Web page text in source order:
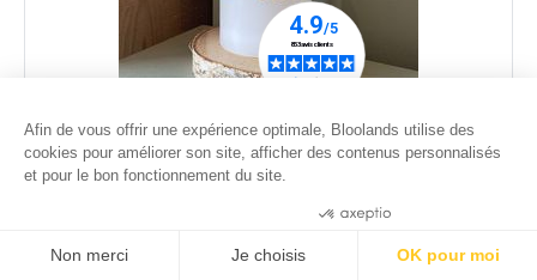
Bougie de Noël - motif traditionnel - H17 cm
Afin de vous offrir une expérience optimale, Bloolands utilise des
cookies pour améliorer son site, afficher des contenus personnalisés
et pour le bon fonctionnement du site.
Non merci Je choisis OK pour moi